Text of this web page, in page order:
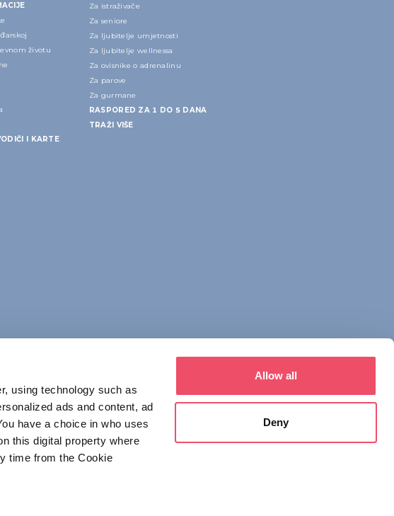
using technology such as
ads and content, ad
have a choice in who uses
this digital property where
time from the Cookie
Allow all
Deny
životu
I KARTE
Za istraživače
Za seniore
Za ljubitelje umjetnosti
Za ljubitelje wellnessa
Za ovisnike o adrenalinu
Za parove
Za gurmane
RASPORED ZA 1 DO 5 DANA
TRAŽI VIŠE